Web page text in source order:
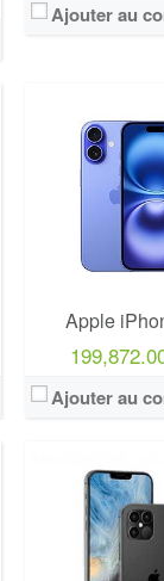
Ajouter au
Apple
Ajouter au